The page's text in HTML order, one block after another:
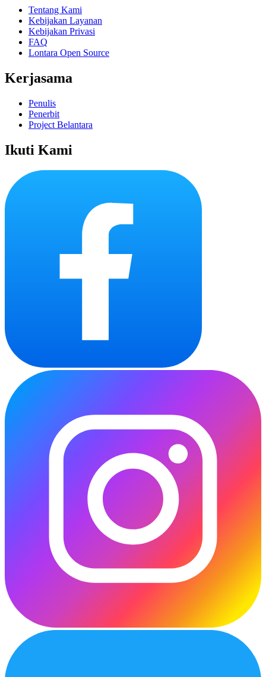
Tentang Kami
Kebijakan Layanan
Kebijakan Privasi
FAQ
Lontara Open Source
Kerjasama
Penulis
Penerbit
Project Belantara
Ikuti Kami